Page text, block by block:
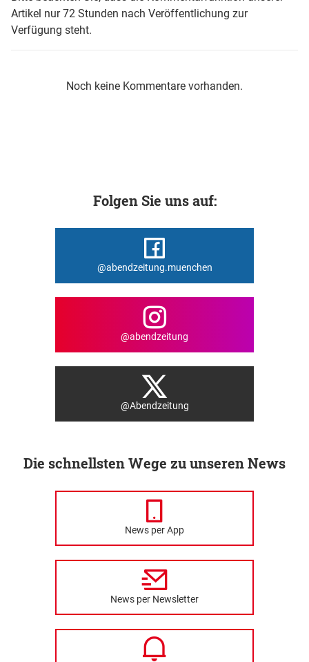
Artikel nur 72 Stunden nach Veröffentlichung zur
Verfügung steht.
Noch keine Kommentare vorhanden.
Folgen Sie uns auf:
@abendzeitung.muenchen
@abendzeitung
@Abendzeitung
Die schnellsten Wege zu unseren News
News per App
News per Newsletter